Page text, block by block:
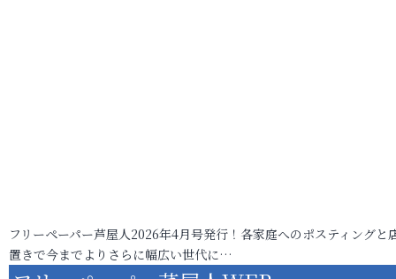
フリーペーパー芦屋人2026年4月号発行！各家庭へのポスティングと
置きで今までよりさらに幅広い世代に…